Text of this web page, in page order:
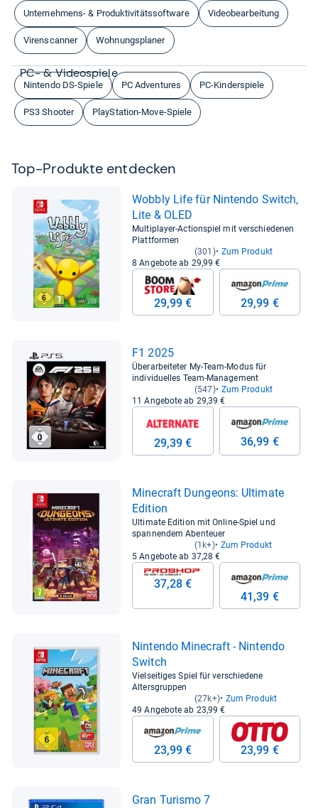
Unternehmens- & Produktivitätssoftware Videobearbeitung
Virenscanner Wohnungsplaner
PC-​ & Video­spiele
Nintendo DS-Spiele PC Adventures PC-Kinderspiele
PS3 Shooter PlayStation-Move-Spiele
Top-​Pro­dukte ent­de­cken
Wob­bly Life für Nin­tendo Switch,
Lite & OLED
Multiplayer-Actionspiel mit verschiedenen
Plattformen
(301) Zum Produkt
8 Angebote ab 29,99 €
29,99 € 29,99 €
F1 2025
Überarbeiteter My-Team-Modus für
individuelles Team-Management
(547) Zum Produkt
11 Angebote ab 29,39 €
29,39 € 36,99 €
Mine­craft Dun­ge­ons: Ulti­mate
Edi­tion
Ultimate Edition mit Online-Spiel und
spannendem Abenteuer
(1k+) Zum Produkt
5 Angebote ab 37,28 €
37,28 €
41,39 €
Nin­tendo Mine­craft -​ Nin­tendo
Switch
Vielseitiges Spiel für verschiedene
Altersgruppen
(27k+) Zum Produkt
49 Angebote ab 23,99 €
23,99 € 23,99 €
Gran Turismo 7